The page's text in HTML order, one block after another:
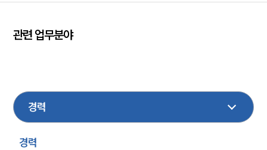
관련 업무분야
부동산
경력